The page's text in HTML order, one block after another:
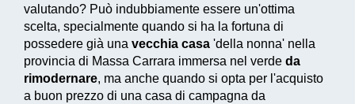
valutando? Può indubbiamente essere un'ottima
scelta, specialmente quando si ha la fortuna di
possedere già una vecchia casa 'della nonna' nella
provincia di Massa Carrara immersa nel verde da
rimodernare, ma anche quando si opta per l'acquisto
a buon prezzo di una casa di campagna da